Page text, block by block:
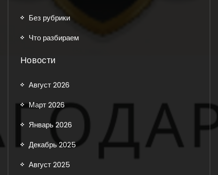
Без рубрики
Что разбираем
Новости
Август 2026
Март 2026
Январь 2026
Декабрь 2025
Август 2025